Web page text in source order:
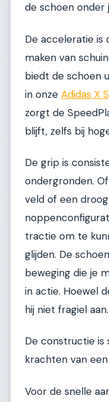
de schoen onder
De acceleratie is
maken van
biedt de schoen
in onze Adidas X
zorgt de
blijft, zelfs bij
De grip is
ondergronden.
veld of een
tractie om te
glijden. De
beweging die je
in actie. Hoewel
hij niet fragiel aan.
De constructie is
krachten van
Voor de snelle